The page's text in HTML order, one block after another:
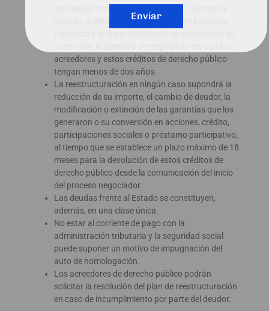
cuando, el deudor esté al corriente de pago con
acreedores y estos créditos de derecho público
tengan menos de dos años.
La reestructuración en ningún caso supondrá la
reducción de su importe, el cambio de deudor, la
modificación o extinción de las garantías que los
generaron o su conversión en acciones, crédito,
participaciones sociales o préstamo participativo,
al tiempo que se establece un plazo máximo de 18
meses para la devolución de estos créditos de
derecho público desde la comunicación del inicio
del proceso negociador.
Las deudas frente al Estado se constituyen,
además, en una clase única.
No estar al corriente de pago con la
administración tributaria y la seguridad social
puede suponer un motivo de impugnación del
auto de homologación.
Los acreedores de derecho público podrán
solicitar la resolución del plan de reestructuración
en caso de incumplimiento por parte del deudor.
Enviar